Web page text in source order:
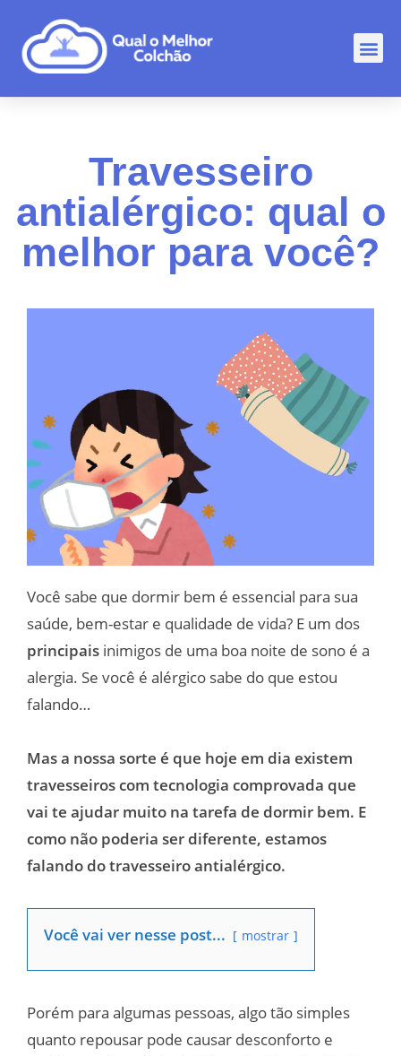
Travesseiro
antialérgico: qual o
melhor para você?
Você sabe que dormir bem é essencial para sua
saúde, bem-estar e qualidade de vida? E um dos
principais inimigos de uma boa noite de sono é a
alergia. Se você é alérgico sabe do que estou
falando…
Mas a nossa sorte é que hoje em dia existem
travesseiros com tecnologia comprovada que
vai te ajudar muito na tarefa de dormir bem. E
como não poderia ser diferente, estamos
falando do travesseiro antialérgico.
Você vai ver nesse post... mostrar
Porém para algumas pessoas, algo tão simples
quanto repousar pode causar desconforto e